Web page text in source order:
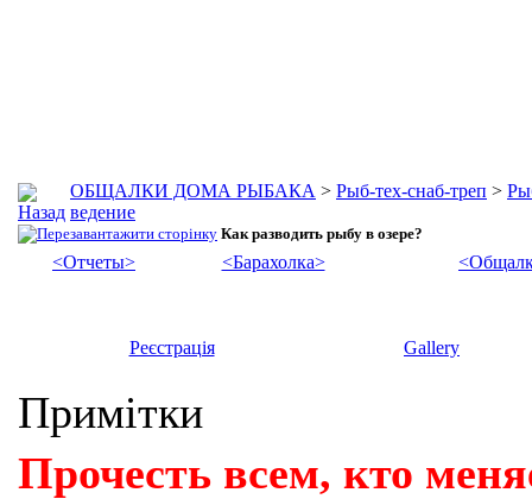
ОБЩАЛКИ ДОМА РЫБАКА > Рыб-тех-снаб-треп >
ведение
Как разводить рыбу в озере?
<Отчеты> <Барахолка>
Реєстрація Gallery
Примітки
Прочесть всем, кто